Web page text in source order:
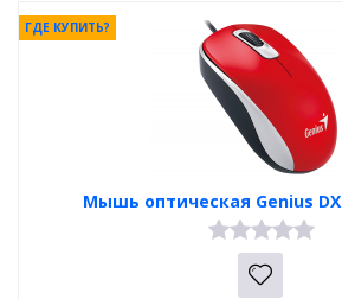
Мышь оптическая Genius
ГДЕ КУПИТЬ?